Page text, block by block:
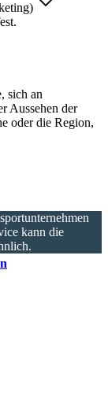
sich an
Aussehen der
oder die Region,
kann die